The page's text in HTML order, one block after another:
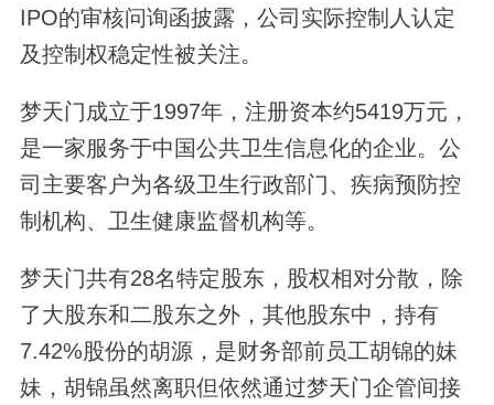
IPO的审核问询函披露，公司实际控制人认定
及控制权稳定性被关注。
梦天门成立于1997年，注册资本约5419万元，
是一家服务于中国公共卫生信息化的企业。公
司主要客户为各级卫生行政部门、疾病预防控
制机构、卫生健康监督机构等。
梦天门共有28名特定股东，股权相对分散，除
了大股东和二股东之外，其他股东中，持有
7.42%股份的胡源，是财务部前员工胡锦的妹
妹，胡锦虽然离职但依然通过梦天门企管间接